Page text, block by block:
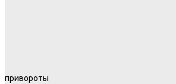
привороты